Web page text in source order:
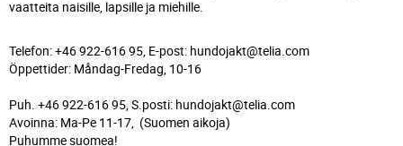
vaatteita naisille, lapsille ja miehille.
Telefon: +46 922-616 95, E-post: hundojakt@telia.com
Öppettider: Måndag-Fredag, 10-16
Puh. +46 922-616 95, S.posti: hundojakt@telia.com
Avoinna: Ma-Pe 11-17, (Suomen aikoja)
Puhumme suomea!